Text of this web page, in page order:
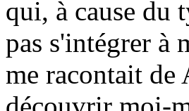
qui, à cause du
pas s'intégrer à
me racontait